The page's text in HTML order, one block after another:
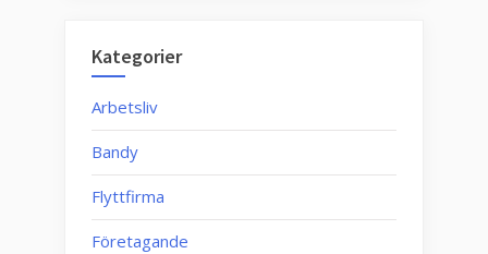
Kategorier
Arbetsliv
Bandy
Flyttfirma
Företagande